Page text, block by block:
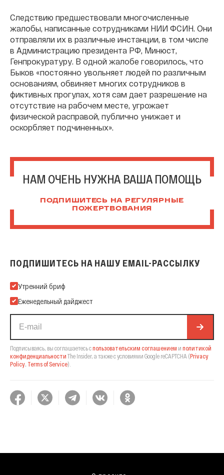
Следствию предшествовали многочисленные
жалобы, написанные сотрудниками НИИ ФСИН. Они
отправляли их в различные инстанции, в том числе
в Администрацию президента РФ, Минюст,
Генпрокуратуру. В одной жалобе говорилось, что
Быков «постоянно увольняет людей по различным
основаниям, обвиняет многих сотрудников в
фиктивных прогулах, хотя сам дает разрешение на
отсутствие на рабочем месте, угрожает
физической расправой, публично унижает и
оскорбляет подчиненных».
НАМ ОЧЕНЬ НУЖНА ВАША ПОМОЩЬ
ПОДПИШИТЕСЬ НА РЕГУЛЯРНЫЕ
ПОЖЕРТВОВАНИЯ
ПОДПИШИТЕСЬ НА НАШУ EMAIL-РАССЫЛКУ
Подпишитесь на нашу Email-рассылку
Утренний бриф
Еженедельный дайджест
Подписываясь, вы соглашаетесь спользовательским соглашением и политикой
конфиденциальности The Insider, а также с условиями Google reCAPTCHA (Privacy
Policy, Terms of Service).